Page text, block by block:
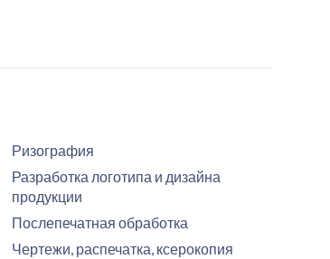
Ризография
Разработка логотипа и дизайна
продукции
Послепечатная обработка
Чертежи, распечатка, ксерокопия